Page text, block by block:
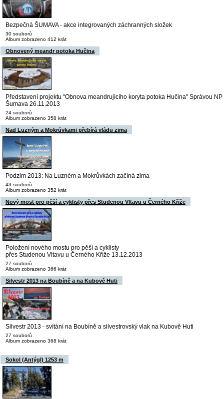
Bezpečná ŠUMAVA - akce integrovaných záchranných složek
30 souborů
Album zobrazeno 412 krát
Obnovený meandr potoka Hučina
Představení projektu "Obnova meandrujícího koryta potoka Hučina" Správou NP
Šumava 26.11.2013
24 souborů
Album zobrazeno 358 krát
Nad Luzným a Mokrůvkami přebírá vládu zima
Podzim 2013: Na Luzném a Mokrůvkách začíná zima
43 souborů
Album zobrazeno 352 krát
Nový most pro pěší a cyklisty přes Studenou Vltavu u Černého Kříže
Položení nového mostu pro pěší a cyklisty
přes Studenou Vltavu u Černého Kříže 13.12.2013
27 souborů
Album zobrazeno 366 krát
Silvestr 2013 na Boubíně a na Kubově Huti
Silvestr 2013 - svítání na Boubíně a silvestrovský vlak na Kubově Huti
27 souborů
Album zobrazeno 368 krát
Sokol (Antýgl) 1253 m